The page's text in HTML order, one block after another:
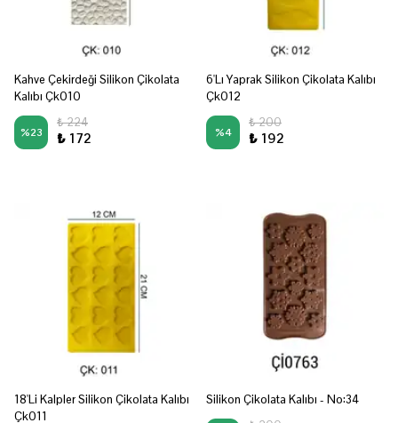
Kahve Çekirdeği Silikon Çikolata
Kalıbı Çk010
%23
₺ 224
₺ 172
6'Lı Yaprak Silikon Çikolata Kalıbı
Çk012
%4
₺ 200
₺ 192
18'Li Kalpler Silikon Çikolata Kalıbı
Çk011
Silikon Çikolata Kalıbı - No:34